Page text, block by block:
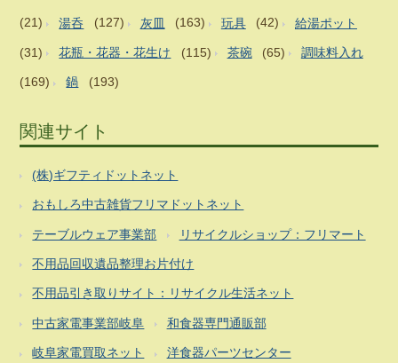
(21) 湯呑 (127) 灰皿 (163) 玩具 (42) 給湯ポット
(31) 花瓶・花器・花生け (115) 茶碗 (65) 調味料入れ
(169) 鍋 (193)
関連サイト
(株)ギフティドットネット
おもしろ中古雑貨フリマドットネット
テーブルウェア事業部 リサイクルショップ：フリマート
不用品回収遺品整理お片付け
不用品引き取りサイト：リサイクル生活ネット
中古家電事業部岐阜 和食器専門通販部
岐阜家電買取ネット 洋食器パーツセンター